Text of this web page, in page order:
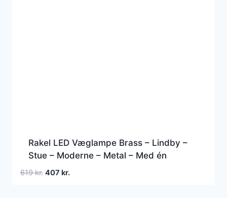
Rakel LED Væglampe Brass – Lindby –
Stue – Moderne – Metal – Med én
lyskilde
619kr. Den
407 kr.